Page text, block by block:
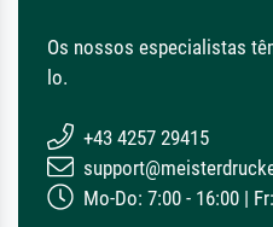
Os nossos especialistas
lo.
+43 4257 29415
Mo-Do: 7:00 - 16:00 |